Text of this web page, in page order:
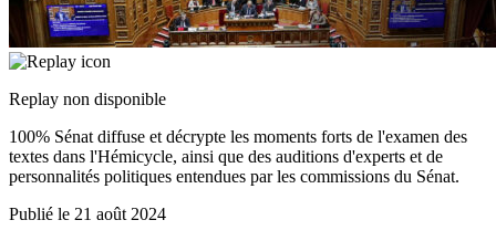
Replay non disponible
100% Sénat diffuse et décrypte les moments forts de l'examen des
textes dans l'Hémicycle, ainsi que des auditions d'experts et de
personnalités politiques entendues par les commissions du Sénat.
Publié le 21 août 2024